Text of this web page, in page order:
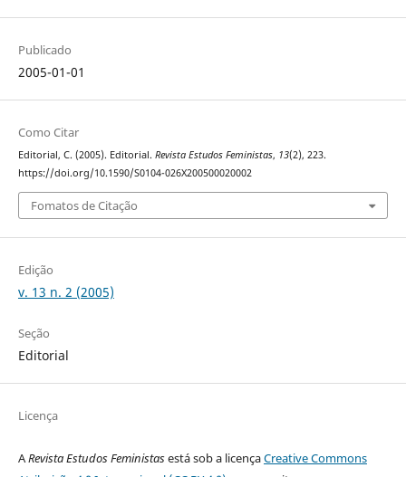
Publicado
2005-01-01
Como Citar
Editorial, C. (2005). Editorial. Revista Estudos Feministas, 13(2), 223.
https://doi.org/10.1590/S0104-026X200500020002
Fomatos de Citação
Edição
v. 13 n. 2 (2005)
Seção
Editorial
Licença
ARevista Estudos Feministasestá sob a licençaCreative Commons